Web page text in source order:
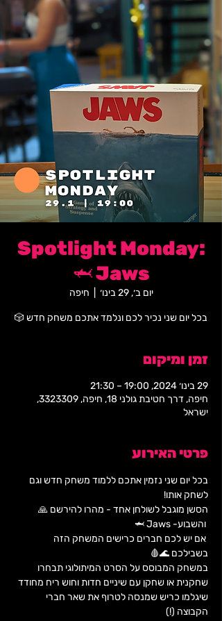
Spotlight Monday:
Jaws 🦈
יום ב׳, 29 בינו׳ חיפה
בכל יום שני נכיר לכם ונלמד אתכם משחק חדש 🎲
זמן ומיקום
29 בינו׳ 2024, 19:00 – 21:30
חיפה, דרך חטיבת גולני 18, חיפה, 3323309,
ישראל
פרטי האירוע
בכל יום שני נזמין אתכם ללמוד משחק חדש וגם
לשחק אותו!
הסשן מוגבל לשולחן אחד - מהרו להירשם 🙏
והשבוע- Jaws 🦈
אם יש לכם חברים כרישים המשחק הזה
בשבילכם 🌊🩸
במשחק המבוסס על הסרט המיתולוגי תבחרו
שחקנית או שחקן עם שיניים חדות וחוש ריח מחודד
שיגלמו כריש שמנסה לטרוף את שאר חברי
הקבוצה (!)